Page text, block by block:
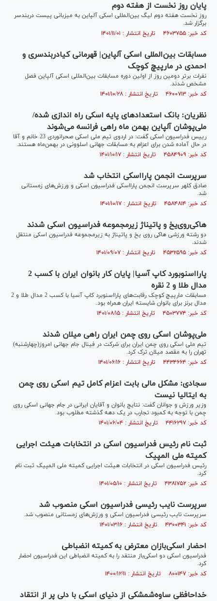
پایان روز نخست از هفته دوم
روز نخست هفته دوم لیگ بین‌المللی اسکی آلپاین به میزبانی پیست دربندسر
برگزار شد.
کد خبر: ۴۶۰۳۷۵۵ تاریخ انتشار : ۱۴۰۱/۱۱/۰۱
مسابقات بین‌المللی اسکی آلپاین| قهرمانی کیادربندسری و
احمدی در مارپیچ کوچک
نفرات برتر دومین روز از اولین دوره مسابقات بین‌المللی اسکی آلپاین فصل
مشخص شدند.
کد خبر: ۴۶۰۰۷۱۳ تاریخ انتشار : ۱۴۰۱/۱۰/۲۸
نظریان: بانک استعدادهای پایه اسکی راه اندازی شده/
ملی‌پوشان آلپاین بهمن ماه راهی فرانسه می‌شوند
رییس فدراسیون اسکی گفت: در اردوی تیم ملی اسکی صحرانوردی 23 خانم و‌ آقا
در حال آماده شدن برای اعزام به مسابقات جهانی اسلوونی در بهمن‌ماه هستند.
کد خبر: ۴۵۸۴۹۰۹ تاریخ انتشار : ۱۴۰۱/۱۰/۱۷
سرپرست انجمن پارااسکی انتخاب شد
صادق کلهر سرپرست انجمن پارااسکی فدراسیون اسکی و ورزش‌های زمستانی
شد.
کد خبر: ۴۵۸۴۸۱۴ تاریخ انتشار : ۱۴۰۱/۱۰/۱۷
هاکی‌روی‌یخ و پاتیناژ زیرمجموعه فدراسیون اسکی شدند
دو رشته ورزشی هاکی روی یخ و پاتیناژ به زیرمجموعه فدراسیون اسکی منتقل
شدند.
کد خبر: ۴۵۳۲۵۹۵ تاریخ انتشار : ۱۴۰۱/۰۹/۰۷
پارااسنوبورد کاپ آسیا| پایان کار بانوان ایران با کسب 2
مدال طلا و 2 نقره
مسابقات مارپیچ کوچک رقابت‌های پارااسنوبرد کاپ آسیا با کسب 2 مدال طلا و 2
مدال برنز برای بانوان شایسته ایران همراه بود.
کد خبر: ۴۵۰۳۷۷۴ تاریخ انتشار : ۱۴۰۱/۰۸/۱۵
ملی‌پوشان اسکی روی چمن ایران راهی میلان شدند
تیم ملی اسکی روی چمن ایران برای شرکت در فینال جام جهانی امروز(چهارشنبه)
تهران را به مقصد میلان ترک کرد.
کد خبر: ۴۴۳۴۶۶۴ تاریخ انتشار : ۱۴۰۱/۰۶/۱۶
سجادی: مشکل مالی بابت اعزام کامل تیم اسکی روی چمن
به ایتالیا نیست
وزیر ورزش و جوانان گفت: نتایج بانوان و آقایان ایرانی در جام جهانی اسکی روی
چمن با توجه به کمبود تجارب در یک دهه گذشته مطلوب بود.
کد خبر: ۴۴۱۶۲۹۷ تاریخ انتشار : ۱۴۰۱/۰۶/۰۴
ثبت نام رئیس فدراسیون اسکی در انتخابات هیئت اجرایی
کمیته ملی المپیک
رئیس فدراسیون اسکی در انتخابات هیئت اجرایی کمیته ملی المپیک ثبت نام
کرد.
کد خبر: ۴۳۸۱۷۵۲ تاریخ انتشار : ۱۴۰۱/۰۵/۱۰
سرپرست نایب رئیسی فدراسیون اسکی منصوب شد
سرپرست نایب رئیسی فدراسیون اسکی و ورزش‌های زمستانی منصوب شد.
کد خبر: ۴۳۰۰۳۴۱ تاریخ انتشار : ۱۴۰۱/۰۳/۱۶
احضار اسکی‌بازان معترض به کمیته انضباطی
فدراسیون اسکی دو اسکی‌باز منتقد را به کمیته انضباطی این فدراسیون احضار
کرد.
کد خبر: ۸۰۰۱۴۷ تاریخ انتشار : ۱۴۰۰/۱۲/۱۱
خداحافظی ساوه‌شمشکی از دنیای اسکی با دلی پر از انتقاد